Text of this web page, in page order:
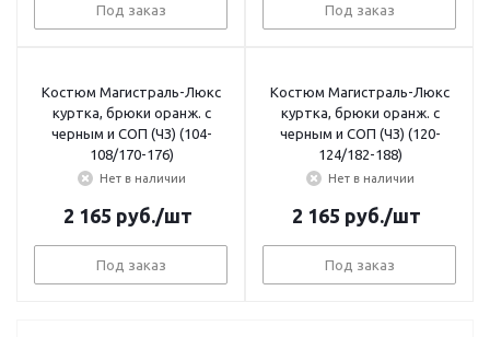
Под заказ Под заказ
Костюм Магистраль-Люкс
куртка, брюки оранж. с
черным и СОП (ЧЗ) (104-
108/170-176)
Нет в наличии
2 165 руб./шт
Под заказ
Костюм Магистраль-Люкс
куртка, брюки оранж. с
черным и СОП (ЧЗ) (120-
124/182-188)
Нет в наличии
2 165 руб./шт
Под заказ